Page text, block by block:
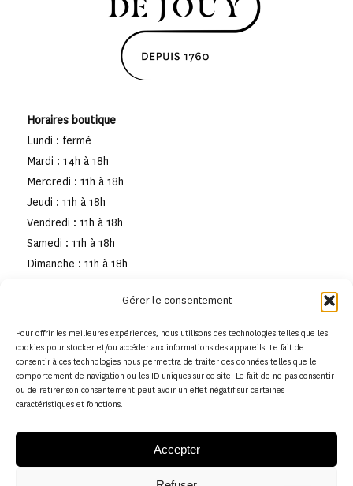
Gérer le consentement
Pour offrir les meilleures expériences, nous utilisons des technologies telles que les
cookies pour stocker et/ou accéder aux informations des appareils. Le fait de
consentir à ces technologies nous permettra de traiter des données telles que le
comportement de navigation ou les ID uniques sur ce site. Le fait de ne pas consentir
ou de retirer son consentement peut avoir un effet négatif sur certaines
caractéristiques et fonctions.
Accepter
Horaires boutique
Lundi : fermé
Mardi : 14h à 18h
Mercredi : 11h à 18h
Jeudi : 11h à 18h
Vendredi : 11h à 18h
Samedi : 11h à 18h
Dimanche : 11h à 18h